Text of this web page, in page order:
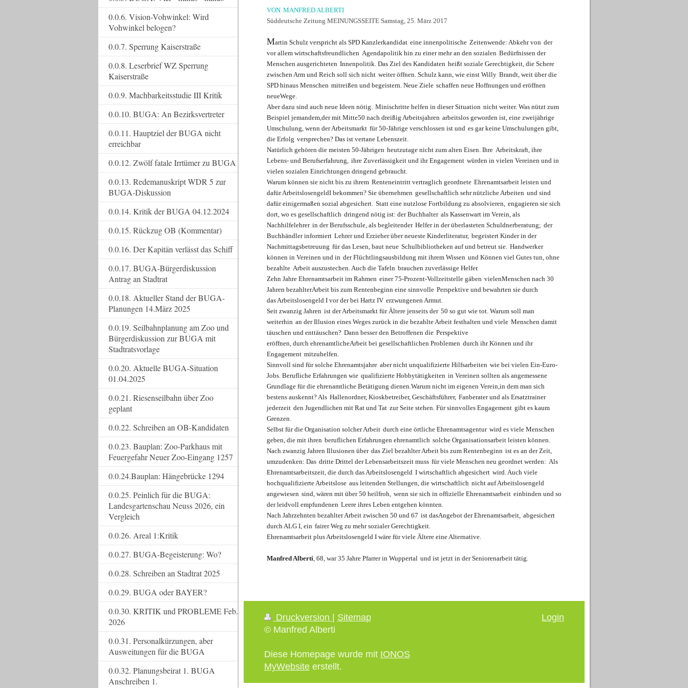
VON MANFRED ALBERTI
Süddeutsche Zeitung MEINUNGSSEITE Samstag, 25. März 2017
Martin Schulz verspricht als SPD Kanzlerkandidat eine innenpolitische Zeitenwende: Abkehr von der
vor allem wirtschaftsfreundlichen Agendapolitik hin zu einer mehr an den sozialen Bedürfnissen der
Menschen ausgerichteten Innenpolitik. Das Ziel des Kandidaten heißt soziale Gerechtigkeit, die Schere
zwischen Arm und Reich soll sich nicht weiter öffnen. Schulz kann, wie einst Willy Brandt, weit über die
SPD hinaus Menschen mitreißen und begeistern. Neue Ziele schaffen neue Hoffnungen und eröffnen
neueWege.
Aber dazu sind auch neue Ideen nötig. Minischritte helfen in dieser Situation nicht weiter. Was nützt zum
Beispiel jemandem, der mit Mitte50 nach dreißig Arbeitsjahren arbeitslos geworden ist, eine zweijährige
Umschulung, wenn der Arbeitsmarkt für 50-Jährige verschlossen ist und es gar keine Umschulungen gibt,
die Erfolg versprechen? Das ist vertane Lebenszeit.
Natürlich gehören die meisten 50-Jährigen heutzutage nicht zum alten Eisen. Ihre Arbeitskraft, ihre
Lebens- und Berufserfahrung, ihre Zuverlässigkeit und ihr Engagement würden in vielen Vereinen und in
vielen sozialen Einrichtungen dringend gebraucht.
Warum können sie nicht bis zu ihrem Renteneintritt vertraglich geordnete Ehrenamtsarbeit leisten und
dafür ArbeitslosengeldI bekommen? Sie übernehmen gesellschaftlich sehr nützliche Arbeiten und sind
dafür einigermaßen sozial abgesichert. Statt eine nutzlose Fortbildung zu absolvieren, engagieren sie sich
dort, wo es gesellschaftlich dringend nötig ist: der Buchhalter als Kassenwart im Verein, als
Nachhilfelehrer in der Berufsschule, als begleitender Helfer in der überlasteten Schuldnerberatung; der
Buchhändler informiert Lehrer und Erzieher über neueste Kinderliteratur, begeistert Kinder in der
Nachmittagsbetreuung für das Lesen, baut neue Schulbibliotheken auf und betreut sie. Handwerker
können in Vereinen und in der Flüchtlingsausbildung mit ihrem Wissen und Können viel Gutes tun, ohne
bezahlte Arbeit auszustechen. Auch die Tafeln brauchen zuverlässige Helfer.
Zehn Jahre Ehrenamtsarbeit im Rahmen einer 75-Prozent-Vollzeitstelle gäben vielenMenschen nach 30
Jahren bezahlterArbeit bis zum Rentenbeginn eine sinnvolle Perspektive und bewahrten sie durch
das Arbeitslosengeld I vor der bei Hartz IV erzwungenen Armut.
Seit zwanzig Jahren ist der Arbeitsmarkt für Ältere jenseits der 50 so gut wie tot. Warum soll man
weiterhin an der Illusion eines Weges zurück in die bezahlte Arbeit festhalten und viele Menschen damit
täuschen und enttäuschen? Dann besser den Betroffenen die Perspektive
eröffnen, durch ehrenamtlicheArbeit bei gesellschaftlichen Problemen durch ihr Können und ihr
Engagement mitzuhelfen.
Sinnvoll sind für solche Ehrenamtsjahre aber nicht unqualifizierte Hilfsarbeiten wie bei vielen Ein-Euro-
Jobs. Berufliche Erfahrungen wie qualifizierte Hobbytätigkeiten in Vereinen sollten als angemessene
Grundlage für die ehrenamtliche Betätigung dienen. Warum nicht im eigenen Verein, in dem man sich
bestens auskennt? Als Hallenordner, Kioskbetreiber, Geschäftsführer, Fanberater und als Ersatztrainer
jederzeit den Jugendlichen mit Rat und Tat zur Seite stehen. Für sinnvolles Engagement gibt es kaum
Grenzen.
Selbst für die Organisation solcher Arbeit durch eine örtliche Ehrenamtsagentur wird es viele Menschen
geben, die mit ihren beruflichen Erfahrungen ehrenamtlich solche Organisationsarbeit leisten können.
Nach zwanzig Jahren Illusionen über das Ziel bezahlter Arbeit bis zum Rentenbeginn ist es an der Zeit,
umzudenken: Das dritte Drittel der Lebensarbeitszeit muss für viele Menschen neu geordnet werden: Als
Ehrenamtsarbeitszeit, die durch das Arbeitslosengeld I wirtschaftlich abgesichert wird. Auch viele
hochqualifizierte Arbeitslose aus leitenden Stellungen, die wirtschaftlich nicht auf Arbeitslosengeld
angewiesen sind, wären mit über 50 heilfroh, wenn sie sich in offizielle Ehrenamtsarbeit einbinden und so
der leidvoll empfundenen Leere ihres Leben entgehen könnten.
Nach Jahrzehnten bezahlter Arbeit zwischen 50 und 67 ist dasAngebot der Ehrenamtsarbeit, abgesichert
durch ALG I, ein fairer Weg zu mehr sozialer Gerechtigkeit.
Ehrenamtsarbeit plus Arbeitslosengeld I wäre für viele Ältere eine Alternative.
Manfred Alberti , 68, war 35 Jahre Pfarrer in Wuppertal und ist jetzt in der Seniorenarbeit tätig.
Druckversion | Sitemap
© Manfred Alberti
Diese Homepage wurde mit IONOS
MyWebsiteerstellt.
Login
0.0.6. Vision-Vohwinkel: Wird
Vohwinkel belogen?
0.0.7. Sperrung Kaiserstraße
0.0.8. Leserbrief WZ Sperrung
Kaiserstraße
0.0.9. Machbarkeitsstudie III Kritik
0.0.10. BUGA: An Bezirksvertreter
0.0.11. Hauptziel der BUGA nicht
erreichbar
0.0.12. Zwölf fatale Irrtümer zu BUGA
0.0.13. Redemanuskript WDR 5 zur
BUGA-Diskussion
0.0.14. Kritik der BUGA 04.12.2024
0.0.15. Rückzug OB (Kommentar)
0.0.16. Der Kapitän verlässt das Schiff
0.0.17. BUGA-Bürgerdiskussion
Antrag an Stadtrat
0.0.18. Aktueller Stand der BUGA-
Planungen 14.März 2025
0.0.19. Seilbahnplanung am Zoo und
Bürgerdiskussion zur BUGA mit
Stadtratsvorlage
0.0.20. Aktuelle BUGA-Situation
01.04.2025
0.0.21. Riesenseilbahn über Zoo
geplant
0.0.22. Schreiben an OB-Kandidaten
0.0.23. Bauplan: Zoo-Parkhaus mit
Feuergefahr Neuer Zoo-Eingang 1257
0.0.24.Bauplan: Hängebrücke 1294
0.0.25. Peinlich für die BUGA:
Landesgartenschau Neuss 2026, ein
Vergleich
0.0.26. Areal 1:Kritik
0.0.27. BUGA-Begeisterung: Wo?
0.0.28. Schreiben an Stadtrat 2025
0.0.29. BUGA oder BAYER?
0.0.30. KRITIK und PROBLEME Feb.
2026
0.0.31. Personalkürzungen, aber
Ausweitungen für die BUGA
0.0.32. Planungsbeirat 1. BUGA
Anschreiben 1.